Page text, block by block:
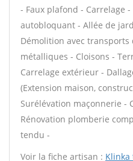
- Faux plafond - Carrelage -
autobloquant - Allée de
Démolition avec transports
métalliques - Cloisons -
Carrelage extérieur -
(Extension maison,
Surélévation maçonnerie -
Rénovation plomberie
tendu -
Voir la fiche artisan :